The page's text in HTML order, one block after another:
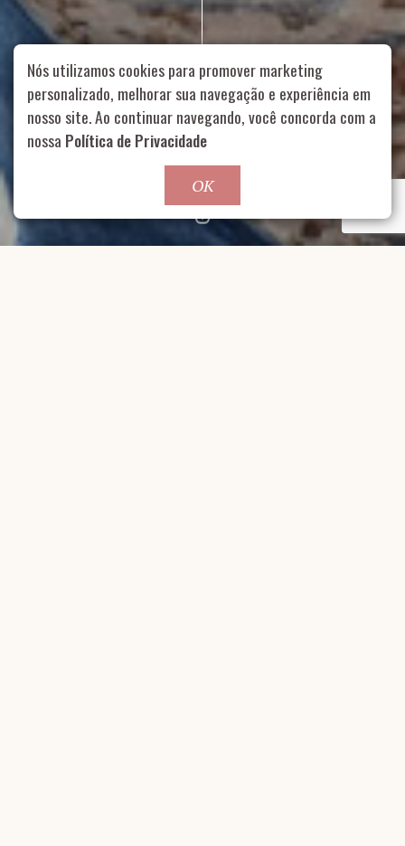
Rua Aurélia, 1714 – Vila Romana, São Paulo – SP | 55 11
99178-5848 | contato@nucleofood.com
Role para continar
Nós utilizamos cookies para promover marketing
personalizado, melhorar sua navegação e experiência em
nosso site. Ao continuar navegando, você concorda com a
nossa Política de Privacidade
OK